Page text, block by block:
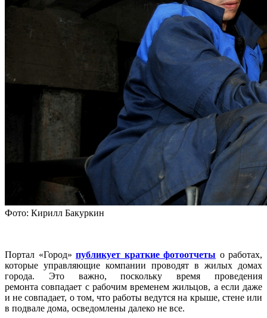
Фото: Кирилл Бакуркин
Портал «Город» публикует краткие фотоотчеты о работах,
которые управляющие компании проводят в жилых домах
города. Это важно, поскольку время проведения
ремонта совпадает с рабочим временем жильцов, а если даже
и не совпадает, о том, что работы ведутся на крыше, стене или
в подвале дома, осведомлены далеко не все.